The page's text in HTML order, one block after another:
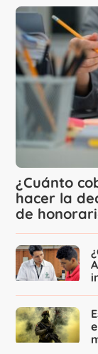
¿Cuánto
hacer la
de